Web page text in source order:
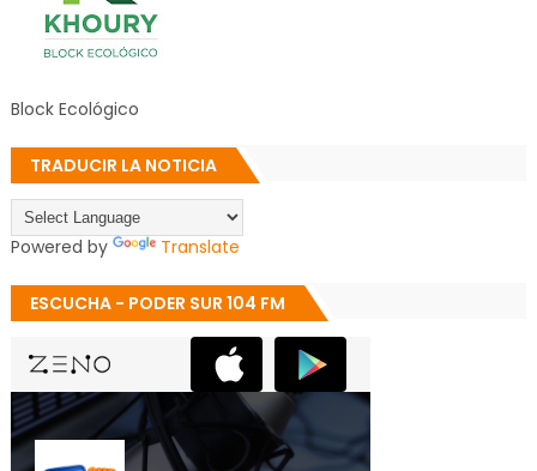
Block Ecológico
TRADUCIR LA NOTICIA
Powered by Translate
ESCUCHA - PODER SUR 104 FM